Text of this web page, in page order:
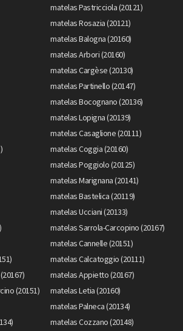
matelas Pastricciola (20121)
matelas Rosazia (20121)
matelas Balogna (20160)
matelas Arbori (20160)
matelas Cargèse (20130)
matelas Partinello (20147)
matelas Bocognano (20136)
matelas Lopigna (20139)
matelas Casaglione (20111)
matelas Coggia (20160)
matelas Poggiolo (20125)
matelas Marignana (20141)
matelas Bastelica (20119)
matelas Ucciani (20133)
matelas Sarrola-Carcopino (20167)
matelas Cannelle (20151)
matelas Calcatoggio (20111)
matelas Appietto (20167)
(20151)
matelas Letia (20160)
matelas Palneca (20134)
matelas Cozzano (20148)